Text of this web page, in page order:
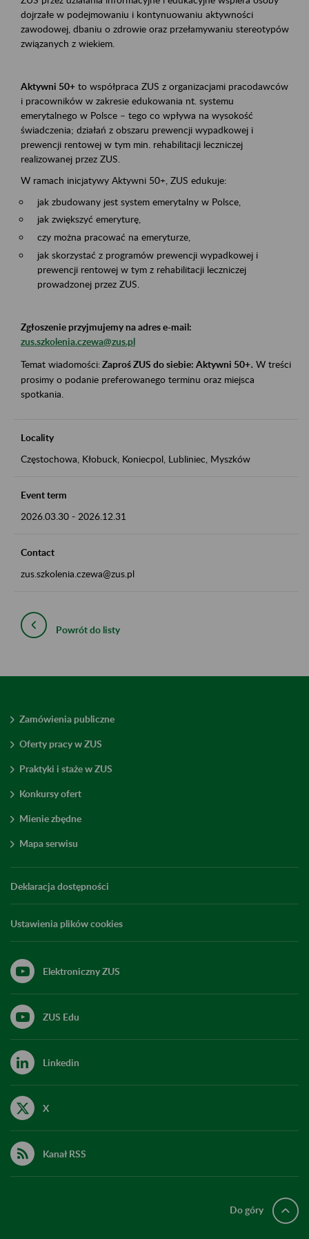
dojrzałe w podejmowaniu i kontynuowaniu aktywności
zawodowej, dbaniu o zdrowie oraz przełamywaniu stereotypów
związanych z wiekiem.
Aktywni 50+ to współpraca ZUS z organizacjami pracodawców
i pracowników w zakresie edukowania nt. systemu
emerytalnego w Polsce – tego co wpływa na wysokość
świadczenia; działań z obszaru prewencji wypadkowej i
prewencji rentowej w tym min. rehabilitacji leczniczej
realizowanej przez ZUS.
W ramach inicjatywy Aktywni 50+, ZUS edukuje:
jak zbudowany jest system emerytalny w Polsce,
jak zwiększyć emeryturę,
czy można pracować na emeryturze,
jak skorzystać z programów prewencji wypadkowej i
prewencji rentowej w tym z rehabilitacji leczniczej
prowadzonej przez ZUS.
Zgłoszenie przyjmujemy na adres e-mail:
zus.szkolenia.czewa@zus.pl
Temat wiadomości:Zaproś ZUS do siebie: Aktywni 50+. W treści
prosimy o podanie preferowanego terminu oraz miejsca
spotkania.
Locality
Częstochowa, Kłobuck, Koniecpol, Lubliniec, Myszków
Event term
2026.03.30 - 2026.12.31
Contact
zus.szkolenia.czewa@zus.pl
Powrót do listy
Zamówienia publiczne
Oferty pracy w ZUS
Praktyki i staże w ZUS
Konkursy ofert
Mienie zbędne
Mapa serwisu
Deklaracja dostępności
Ustawienia plików cookies
Elektroniczny ZUS
ZUS Edu
Linkedin
X
Kanał RSS
Do góry